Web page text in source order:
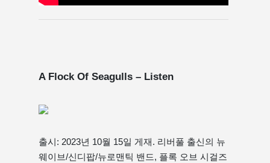
A Flock Of Seagulls – Listen
출시: 2023년 10월 15일 게재. 리버풀 출신의 뉴
웨이브/신디팝/뉴로맨틱 밴드, 플록 오브 시걸즈